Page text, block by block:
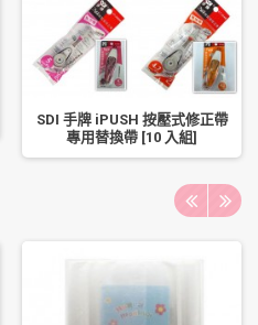
SDI 手牌 iPUSH 按壓式修正帶
專用替換帶 [10 入組]